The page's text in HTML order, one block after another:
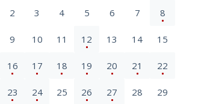
2 3 4 5 6 7 8
9 10 11 12 13 14 15
16 17 18 19 20 21 22
23 24 25 26 27 28 29